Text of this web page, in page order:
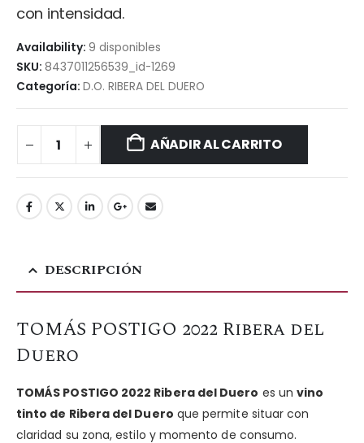
con intensidad.
Availability: 9 disponibles
SKU: 8437011256539_id-1269
Categoría: D.O. RIBERA DEL DUERO
AÑADIR AL CARRITO
DESCRIPCIÓN
TOMÁS POSTIGO 2022 Ribera del
Duero
TOMÁS POSTIGO 2022 Ribera del Duero es un vino
tinto de Ribera del Duero que permite situar con
claridad su zona, estilo y momento de consumo.